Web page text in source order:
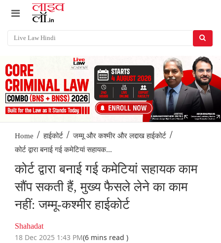
Home / हाईकोर्ट / जम्मू और कश्मीर और लद्दाख हाईकोर्ट /
कोर्ट द्वारा बनाई गई कमेटियां सहायक...
कोर्ट द्वारा बनाई गई कमेटियां सहायक काम
सौंप सकती हैं, मुख्य फैसले लेने का काम
नहीं: जम्मू-कश्मीर हाईकोर्ट
Shahadat
18 Dec 2025 1:43 PM(6 mins read )